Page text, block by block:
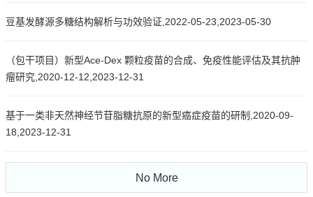
豆基发酵源多糖结构解析与功效验证,2022-05-23,2023-05-30
（包干项目）新型Ace-Dex 颗粒疫苗的合成、免疫性能评估及其抗肿
瘤研究,2020-12-12,2023-12-31
基于一类非天然神经节苷脂糖抗原的新型癌症疫苗的研制,2020-09-
18,2023-12-31
No More